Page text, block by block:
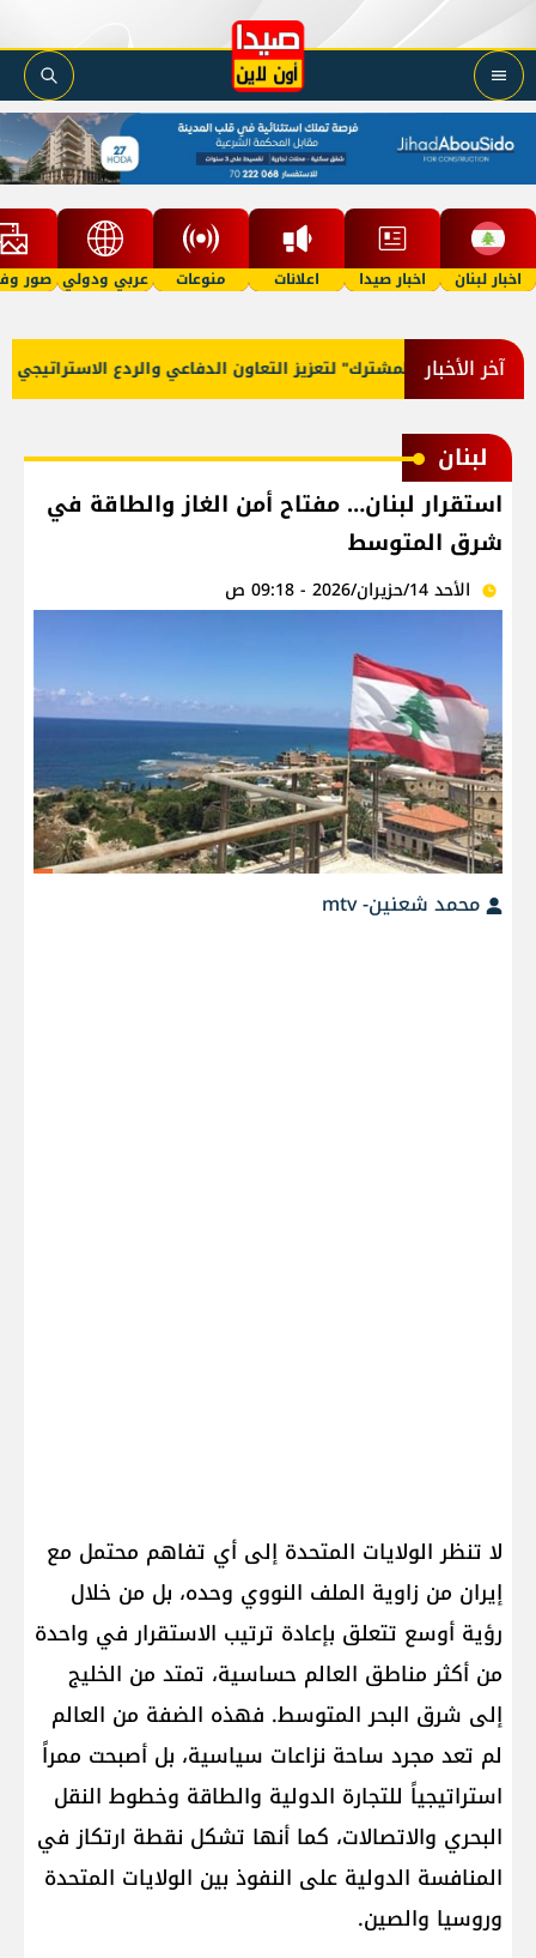
اخبار لبنان اخبار صيدا اعلانات منوعات عربي ودولي صور
آخر الأخبار
للدفاع المشترك" لتعزيز التعاون الدفاعي والردع الاستراتيجي
لبنان
استقرار لبنان… مفتاح أمن الغاز والطاقة في
شرق المتوسط
الأحد 14/حزيران/2026 - 09:18 ص
محمد شعنين- mtv
لا تنظر الولايات المتحدة إلى أي تفاهم محتمل مع
إيران من زاوية الملف النووي وحده، بل من خلال
رؤية أوسع تتعلق بإعادة ترتيب الاستقرار في واحدة
من أكثر مناطق العالم حساسية، تمتد من الخليج
إلى شرق البحر المتوسط. فهذه الضفة من العالم
لم تعد مجرد ساحة نزاعات سياسية، بل أصبحت ممراً
استراتيجياً للتجارة الدولية والطاقة وخطوط النقل
البحري والاتصالات، كما أنها تشكل نقطة ارتكاز في
المنافسة الدولية على النفوذ بين الولايات المتحدة
وروسيا والصين.